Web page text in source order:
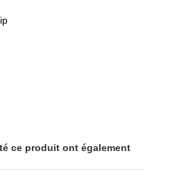
ce produit ont également